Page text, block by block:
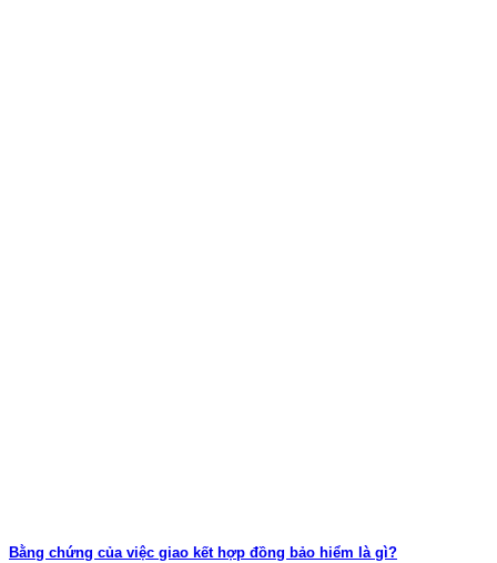
Bằng chứng của việc giao kết hợp đồng bảo hiểm là gì?